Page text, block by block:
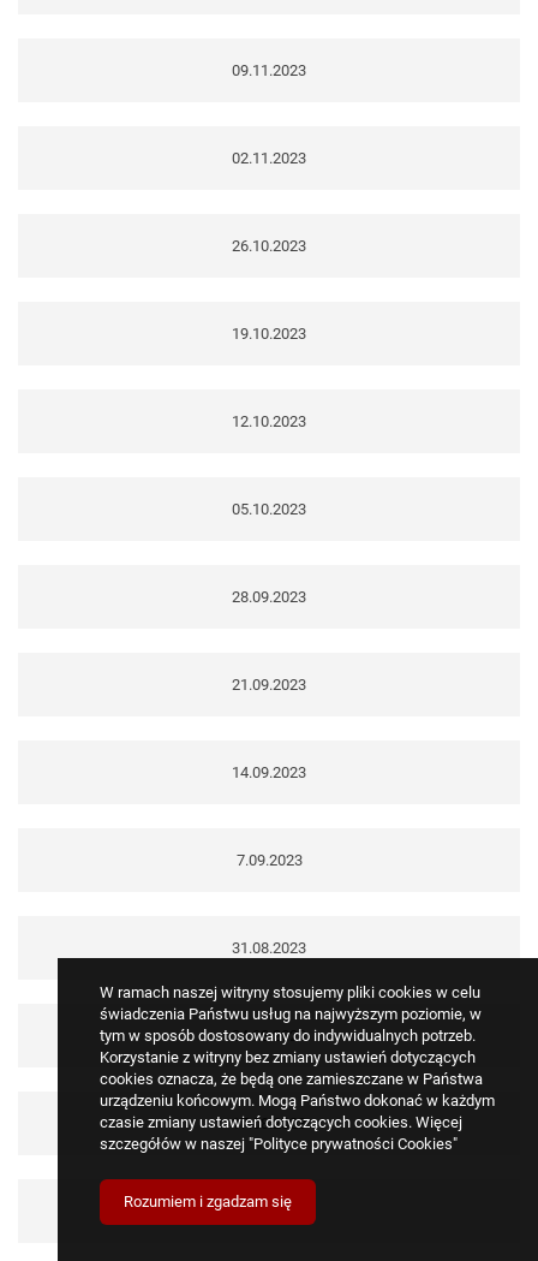
W ramach naszej witryny stosujemy pliki cookies w celu
świadczenia Państwu usług na najwyższym poziomie, w
tym w sposób dostosowany do indywidualnych potrzeb.
Korzystanie z witryny bez zmiany ustawień dotyczących
cookies oznacza, że będą one zamieszczane w Państwa
urządzeniu końcowym. Mogą Państwo dokonać w każdym
czasie zmiany ustawień dotyczących cookies. Więcej
szczegółów w naszej "Polityce prywatności Cookies"
Rozumiem i zgadzam się
09.11.2023
02.11.2023
26.10.2023
19.10.2023
12.10.2023
05.10.2023
28.09.2023
21.09.2023
14.09.2023
7.09.2023
31.08.2023
24.08.2023
17.08.2023
10.08.2023